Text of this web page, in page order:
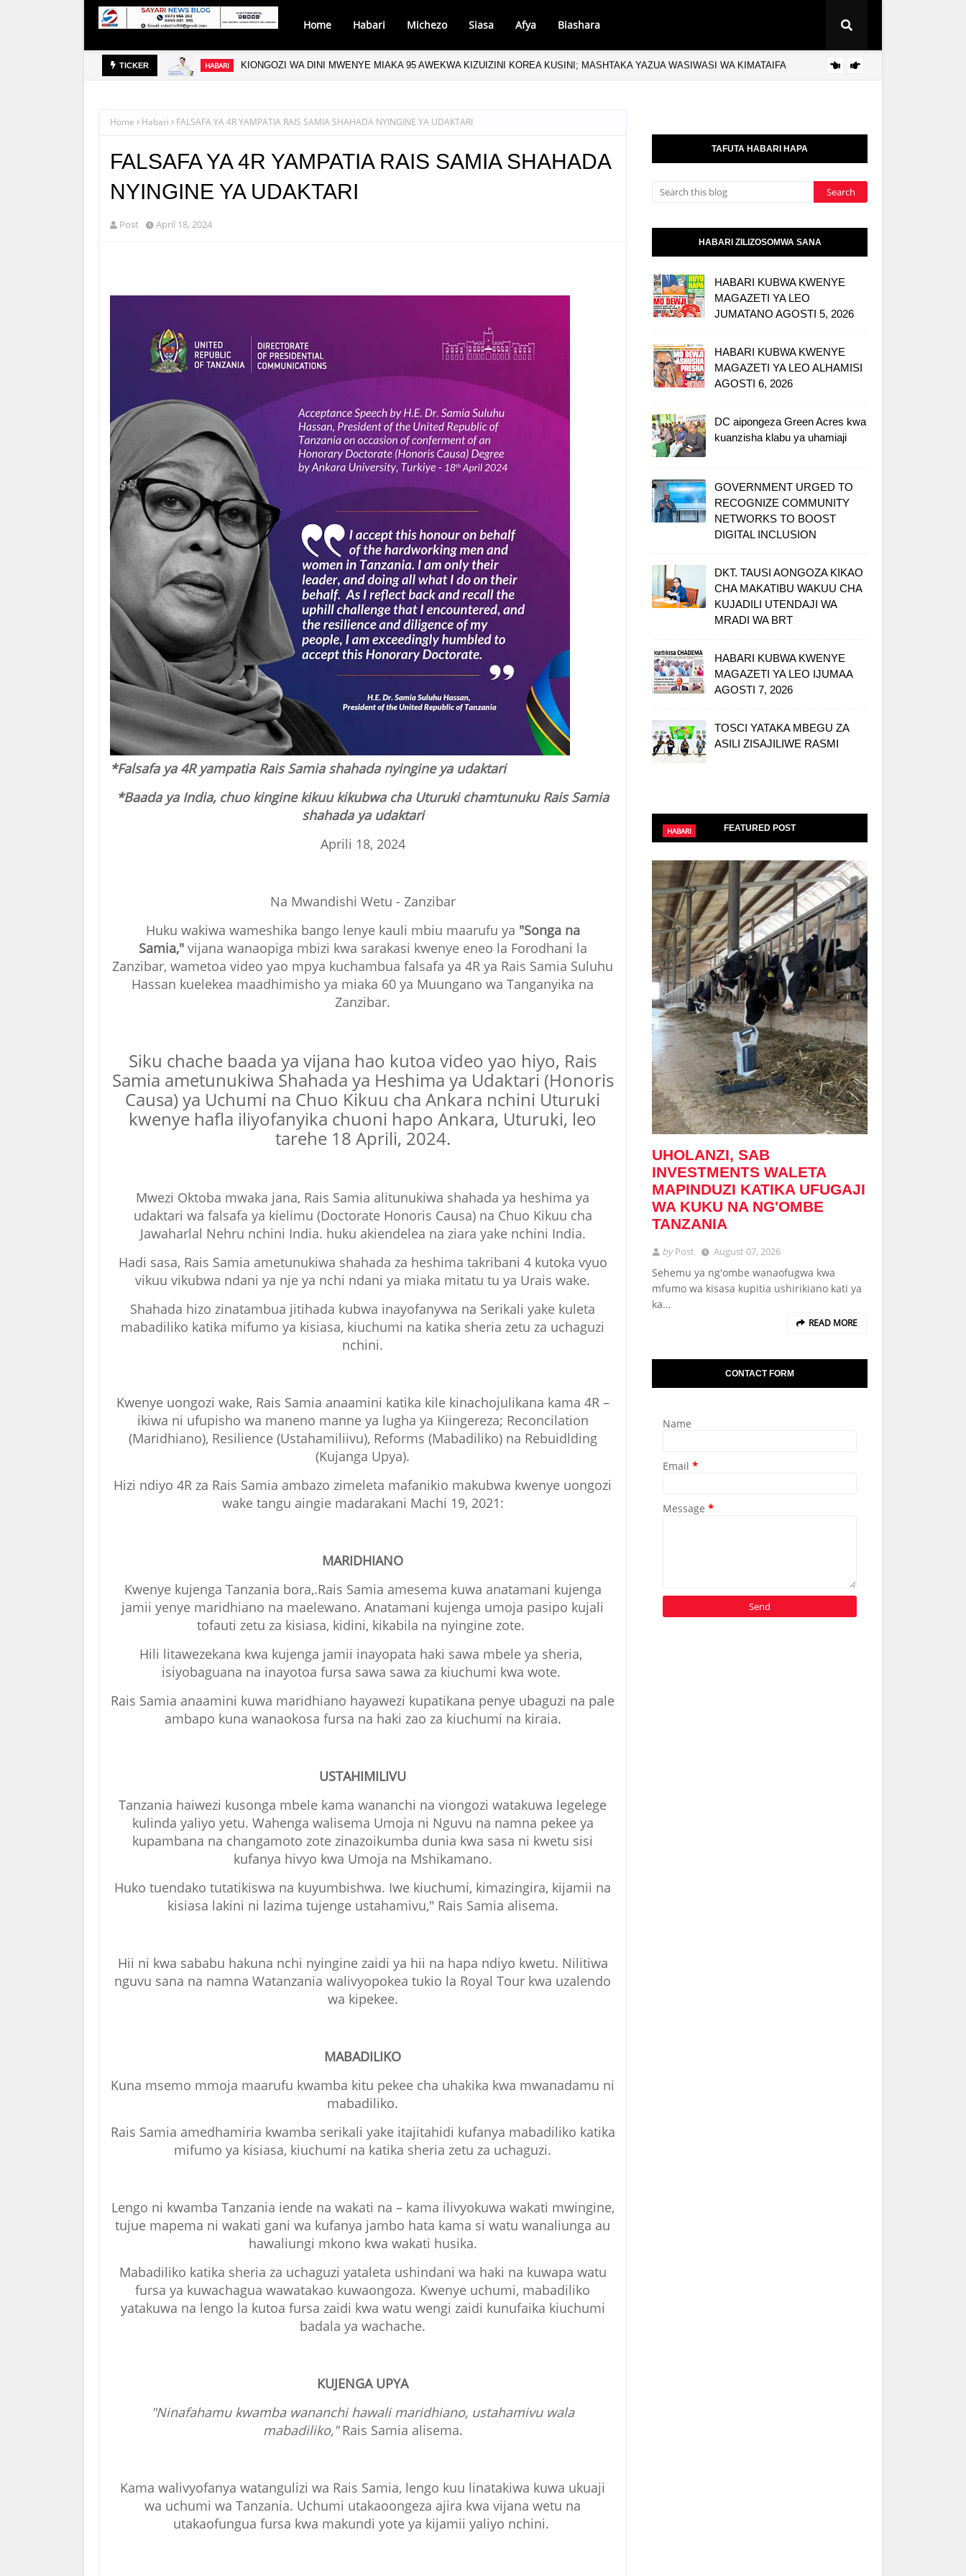
Home Habari Michezo Siasa Afya Biashara
TICKER HABARI KIONGOZI WA DINI MWENYE MIAKA 95 AWEKWA KIZUIZINI KOREA KUSINI; MASHTAKA YAZUA WASIWASI WA KIMATAIFA
Home Habari FALSAFA YA 4R YAMPATIA RAIS SAMIA SHAHADA NYINGINE YA UDAKTARI
FALSAFA YA 4R YAMPATIA RAIS SAMIA SHAHADA
NYINGINE YA UDAKTARI
Post April 18, 2024
*Falsafa ya 4R yampatia Rais Samia shahada nyingine ya udaktari
*Baada ya India, chuo kingine kikuu kikubwa cha Uturuki chamtunuku Rais Samia
shahada ya udaktari
Aprili 18, 2024
Na Mwandishi Wetu - Zanzibar
Huku wakiwa wameshika bango lenye kauli mbiu maarufu ya "Songa na
Samia,"vijana wanaopiga mbizi kwa sarakasi kwenye eneo la Forodhani la
Zanzibar, wametoa video yao mpya kuchambua falsafa ya 4R ya Rais Samia Suluhu
Hassan kuelekea maadhimisho ya miaka 60 ya Muungano wa Tanganyika na
Zanzibar.
Siku chache baada ya vijana hao kutoa video yao hiyo, Rais
Samia ametunukiwa Shahada ya Heshima ya Udaktari (Honoris
Causa) ya Uchumi na Chuo Kikuu cha Ankara nchini Uturuki
kwenye hafla iliyofanyika chuoni hapo Ankara, Uturuki, leo
tarehe 18 Aprili, 2024.
Mwezi Oktoba mwaka jana, Rais Samia alitunukiwa shahada ya heshima ya
udaktari wa falsafa ya kielimu (Doctorate Honoris Causa) na Chuo Kikuu cha
Jawaharlal Nehru nchini India. huku akiendelea na ziara yake nchini India.
Hadi sasa, Rais Samia ametunukiwa shahada za heshima takribani 4 kutoka vyuo
vikuu vikubwa ndani ya nje ya nchi ndani ya miaka mitatu tu ya Urais wake.
Shahada hizo zinatambua jitihada kubwa inayofanywa na Serikali yake kuleta
mabadiliko katika mifumo ya kisiasa, kiuchumi na katika sheria zetu za uchaguzi
nchini.
Kwenye uongozi wake, Rais Samia anaamini katika kile kinachojulikana kama 4R –
ikiwa ni ufupisho wa maneno manne ya lugha ya Kiingereza; Reconcilation
(Maridhiano), Resilience (Ustahamiliivu), Reforms (Mabadiliko) na Rebuidlding
(Kujanga Upya).
Hizi ndiyo 4R za Rais Samia ambazo zimeleta mafanikio makubwa kwenye uongozi
wake tangu aingie madarakani Machi 19, 2021:
MARIDHIANO
Kwenye kujenga Tanzania bora,.Rais Samia amesema kuwa anatamani kujenga
jamii yenye maridhiano na maelewano. Anatamani kujenga umoja pasipo kujali
tofauti zetu za kisiasa, kidini, kikabila na nyingine zote.
Hili litawezekana kwa kujenga jamii inayopata haki sawa mbele ya sheria,
isiyobaguana na inayotoa fursa sawa sawa za kiuchumi kwa wote.
Rais Samia anaamini kuwa maridhiano hayawezi kupatikana penye ubaguzi na pale
ambapo kuna wanaokosa fursa na haki zao za kiuchumi na kiraia.
USTAHIMILIVU
Tanzania haiwezi kusonga mbele kama wananchi na viongozi watakuwa legelege
kulinda yaliyo yetu. Wahenga walisema Umoja ni Nguvu na namna pekee ya
kupambana na changamoto zote zinazoikumba dunia kwa sasa ni kwetu sisi
kufanya hivyo kwa Umoja na Mshikamano.
Huko tuendako tutatikiswa na kuyumbishwa. Iwe kiuchumi, kimazingira, kijamii na
kisiasa lakini ni lazima tujenge ustahamivu," Rais Samia alisema.
Hii ni kwa sababu hakuna nchi nyingine zaidi ya hii na hapa ndiyo kwetu. Nilitiwa
nguvu sana na namna Watanzania walivyopokea tukio la Royal Tour kwa uzalendo
wa kipekee.
MABADILIKO
Kuna msemo mmoja maarufu kwamba kitu pekee cha uhakika kwa mwanadamu ni
mabadiliko.
Rais Samia amedhamiria kwamba serikali yake itajitahidi kufanya mabadiliko katika
mifumo ya kisiasa, kiuchumi na katika sheria zetu za uchaguzi.
Lengo ni kwamba Tanzania iende na wakati na – kama ilivyokuwa wakati mwingine,
tujue mapema ni wakati gani wa kufanya jambo hata kama si watu wanaliunga au
hawaliungi mkono kwa wakati husika.
Mabadiliko katika sheria za uchaguzi yataleta ushindani wa haki na kuwapa watu
fursa ya kuwachagua wawatakao kuwaongoza. Kwenye uchumi, mabadiliko
yatakuwa na lengo la kutoa fursa zaidi kwa watu wengi zaidi kunufaika kiuchumi
badala ya wachache.
KUJENGA UPYA
"Ninafahamu kwamba wananchi hawali maridhiano, ustahamivu wala
mabadiliko,"Rais Samia alisema.
Kama walivyofanya watangulizi wa Rais Samia, lengo kuu linatakiwa kuwa ukuaji
wa uchumi wa Tanzania. Uchumi utakaoongeza ajira kwa vijana wetu na
utakaofungua fursa kwa makundi yote ya kijamii yaliyo nchini.
TAFUTA HABARI HAPA
HABARI ZILIZOSOMWA SANA
HABARI KUBWA KWENYE
MAGAZETI YA LEO
JUMATANO AGOSTI 5, 2026
HABARI KUBWA KWENYE
MAGAZETI YA LEO ALHAMISI
AGOSTI 6, 2026
DC aipongeza Green Acres kwa
kuanzisha klabu ya uhamiaji
GOVERNMENT URGED TO
RECOGNIZE COMMUNITY
NETWORKS TO BOOST
DIGITAL INCLUSION
DKT. TAUSI AONGOZA KIKAO
CHA MAKATIBU WAKUU CHA
KUJADILI UTENDAJI WA
MRADI WA BRT
HABARI KUBWA KWENYE
MAGAZETI YA LEO IJUMAA
AGOSTI 7, 2026
TOSCI YATAKA MBEGU ZA
ASILI ZISAJILIWE RASMI
FEATURED POST
HABARI
UHOLANZI, SAB
INVESTMENTS WALETA
MAPINDUZI KATIKA UFUGAJI
WA KUKU NA NG'OMBE
TANZANIA
byPost August 07, 2026
Sehemu ya ng'ombe wanaofugwa kwa
mfumo wa kisasa kupitia ushirikiano kati ya
ka…
READ MORE
CONTACT FORM
Name
Email *
Message *